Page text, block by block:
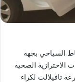
السياحي بجهة
الاحترازية الصحية
تافيلالت لكراء